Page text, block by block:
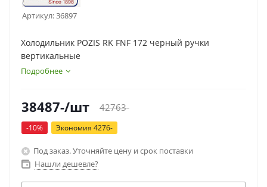
Артикул:36897
Холодильник POZIS RK FNF 172 черный ручки
вертикальные
Подробнее
38487-/шт 42763-
-10% Экономия 4276-
Под заказ. Уточняйте цену и срок поставки
Нашли дешевле?